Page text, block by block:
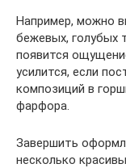
Например, можно
бежевых, голубых
появится
усилится, если
композиций в
фарфора.
Завершить
несколько